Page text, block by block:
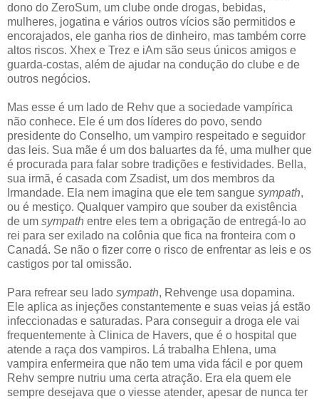
dono do ZeroSum, um clube onde drogas, bebidas,
mulheres, jogatina e vários outros vícios são permitidos e
encorajados, ele ganha rios de dinheiro, mas também corre
altos riscos. Xhex e Trez e iAm são seus únicos amigos e
guarda-costas, além de ajudar na condução do clube e de
outros negócios.
Mas esse é um lado de Rehv que a sociedade vampírica
não conhece. Ele é um dos líderes do povo, sendo
presidente do Conselho, um vampiro respeitado e seguidor
das leis. Sua mãe é um dos baluartes da fé, uma mulher que
é procurada para falar sobre tradições e festividades. Bella,
sua irmã, é casada com Zsadist, um dos membros da
Irmandade. Ela nem imagina que ele tem sangue sympath,
ou é mestiço. Qualquer vampiro que souber da existência
de um sympath entre eles tem a obrigação de entregá-lo ao
rei para ser exilado na colônia que fica na fronteira com o
Canadá. Se não o fizer corre o risco de enfrentar as leis e os
castigos por tal omissão.
Para refrear seu lado sympath, Rehvenge usa dopamina.
Ele aplica as injeções constantemente e suas veias já estão
infeccionadas e saturadas. Para conseguir a droga ele vai
frequentemente à Clinica de Havers, que é o hospital que
atende a raça dos vampiros. Lá trabalha Ehlena, uma
vampira enfermeira que não tem uma vida fácil e por quem
Rehv sempre nutriu uma certa atração. Era ela quem ele
sempre desejava que o viesse atender, apesar de nunca ter